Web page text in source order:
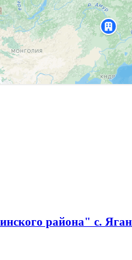
района" с.